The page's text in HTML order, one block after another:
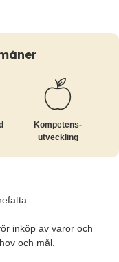
Kompetens­
utveckling
inköp av varor och
och mål.